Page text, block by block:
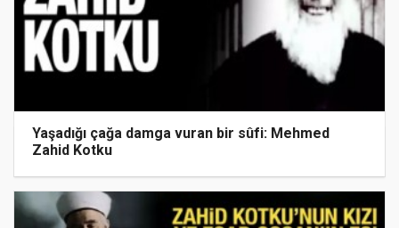
Yaşadığı çağa damga vuran bir sûfi: Mehmed
Zahid Kotku